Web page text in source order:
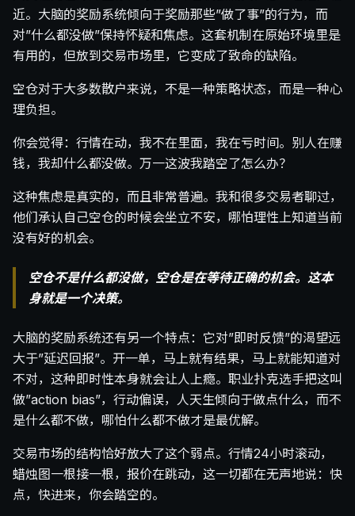
近。大脑的奖励系统倾向于奖励那些”做了事”的行为，而
对”什么都没做”保持怀疑和焦虑。这套机制在原始环境里是
有用的，但放到交易市场里，它变成了致命的缺陷。
空仓对于大多数散户来说，不是一种策略状态，而是一种心
理负担。
你会觉得：行情在动，我不在里面，我在亏时间。别人在赚
钱，我却什么都没做。万一这波我踏空了怎么办？
这种焦虑是真实的，而且非常普遍。我和很多交易者聊过，
他们承认自己空仓的时候会坐立不安，哪怕理性上知道当前
没有好的机会。
空仓不是什么都没做，空仓是在等待正确的机会。这本
身就是一个决策。
大脑的奖励系统还有另一个特点：它对”即时反馈”的渴望远
大于”延迟回报”。开一单，马上就有结果，马上就能知道对
不对，这种即时性本身就会让人上瘾。职业扑克选手把这叫
做”action bias”，行动偏误，人天生倾向于做点什么，而不
是什么都不做，哪怕什么都不做才是最优解。
交易市场的结构恰好放大了这个弱点。行情24小时滚动，
蜡烛图一根接一根，报价在跳动，这一切都在无声地说：快
点，快进来，你会踏空的。